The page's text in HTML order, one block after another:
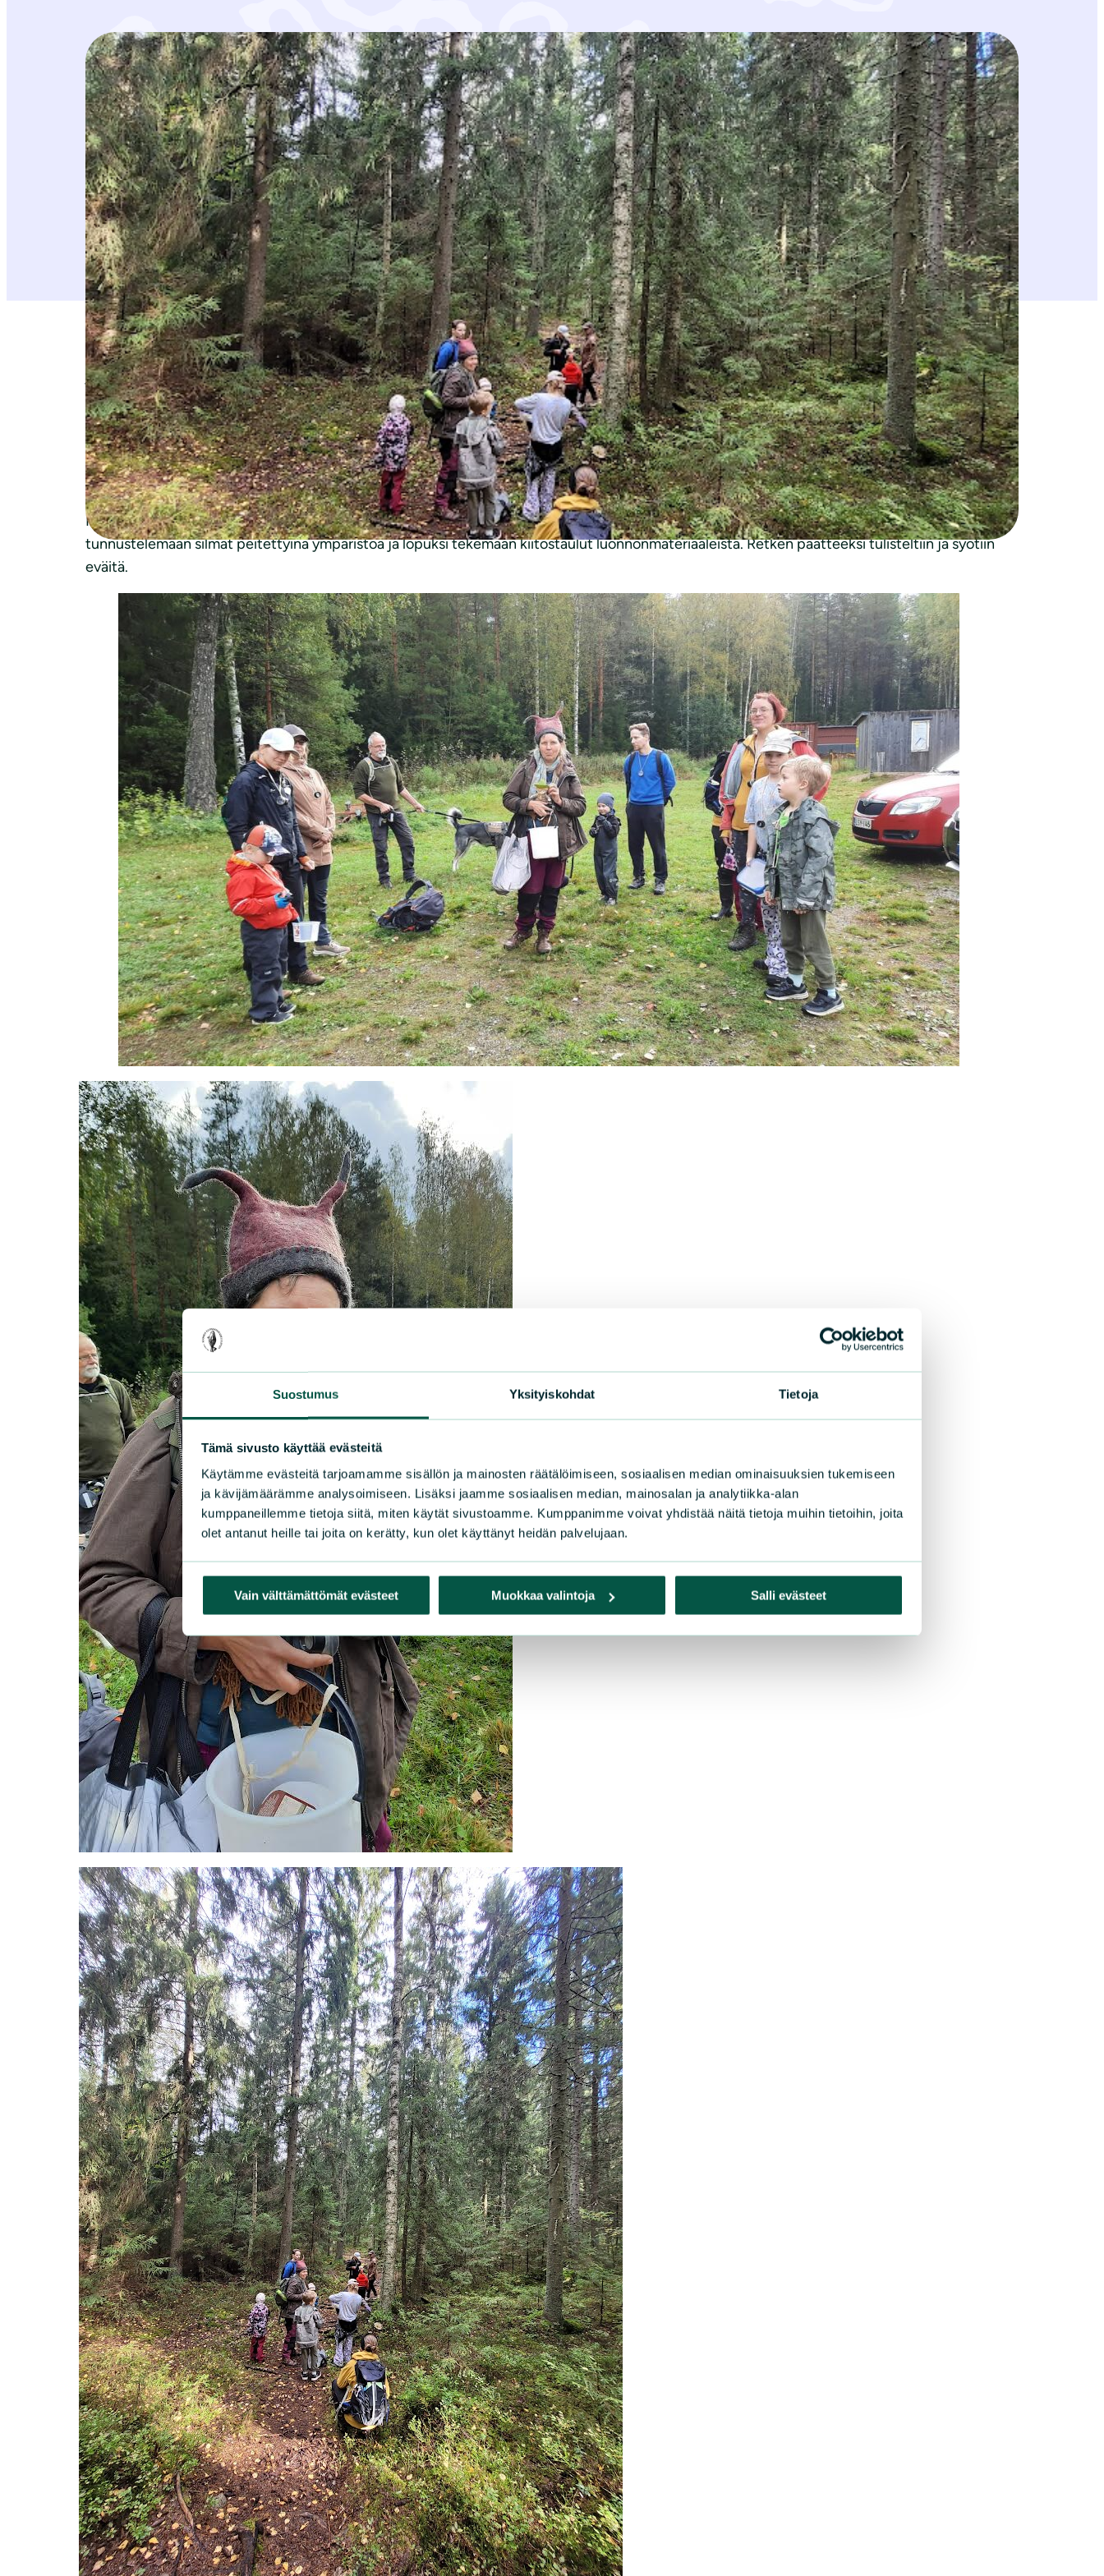
Suostumus Yksityiskohdat Tietoja
Tämä sivusto käyttää evästeitä
Käytämme evästeitä tarjoamamme sisällön ja mainosten räätälöimiseen, sosiaalisen median ominaisuuksien tukemiseen
ja kävijämäärämme analysoimiseen. Lisäksi jaamme sosiaalisen median, mainosalan ja analytiikka-alan
kumppaneillemme tietoja siitä, miten käytät sivustoamme. Kumppanimme voivat yhdistää näitä tietoja muihin tietoihin, joita
olet antanut heille tai joita on kerätty, kun olet käyttänyt heidän palvelujaan.
Vain välttämättömät evästeet Muokkaa valintoja Salli evästeet
Ympäristökasvattaja ja biologi Milla Tuormaa johdatti neljä perhettä tutkimaan syksyistä metsää. Hatlamminsuo on tunnettu erityisesti suostaan
ja siellä sijaitsevasta luontopolusta, mutta myös suota ympäröivillä metsäpoluilla monin paikoin jo pitkälle varttuneissa metsissä kelpaa nauttia
luonnon rauhasta. Syksyinen metsä antoi retkeläisille parastaan.
Lasten luontaisesta kiinnostuksesta tutkia innokkaasti kaikkia metsän pieniä yksityiskohtia kannattaa aikuistenkin ottaa mallia. Kaikki pääsivät
retkellä tutkimaan ympäristöään hyvinkin tarkasti luupeilla, jotka antavat uudenlaisen näkövinkkelin ympäristöön. Ötököitäkin vielä löytyi, mutta
kaikista eniten polun varteen saivat pysähtelemään lukuisat sienet. Syksyn sienikausi alkaa olla jo täydessä vauhdissa.
Milla oli keksinyt perheen pienimmille muitakin mukavia puuhia. Lapset pääsivät esimerkiksi rakentamaan eläimille pesää, havainnoimaan ja
tunnustelemaan silmät peitettyinä ympäristöä ja lopuksi tekemään kiitostaulut luonnonmateriaaleista. Retken päätteeksi tulisteltiin ja syötiin
eväitä.